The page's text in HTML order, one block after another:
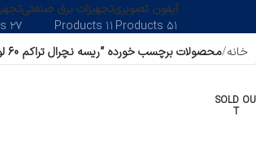
آیفون تصویری
۵۱ Products
تجهیزات برق صنعتی
۱۱ Products
۲۷ Products
خانه محصولات برچسب خورده “ریسه نچرال تراکم 60 لوپ لایت”
SOLD OU
T